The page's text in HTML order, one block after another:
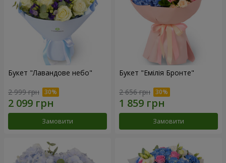
Букет "Лавандове небо"
2 999 грн
Замовити
Букет "Емілія Бронте"
2 656 грн
Замовити